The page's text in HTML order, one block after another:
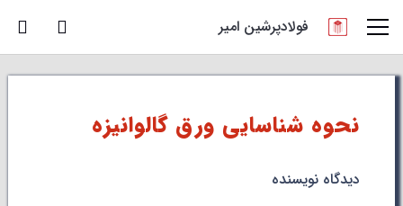
فولادپرشین امیر
نحوه شناسایی ورق گالوانیزه
دیدگاه نویسنده